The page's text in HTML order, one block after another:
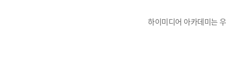
하이미디어 아카데미는